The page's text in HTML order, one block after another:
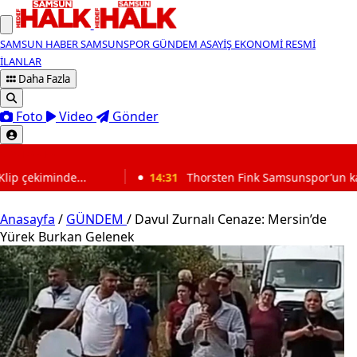
SAMSUN HABERSAMSUNSPORGÜNDEM ASAYİŞ EKONOMİ RESMİ
İLANLAR
Daha Fazla
Foto Video Gönder
14:31 Thorsten Fink Samsunspor’un kamp sürecini
Anasayfa / GÜNDEM / Davul Zurnalı Cenaze: Mersin’de
Yürek Burkan Gelenek